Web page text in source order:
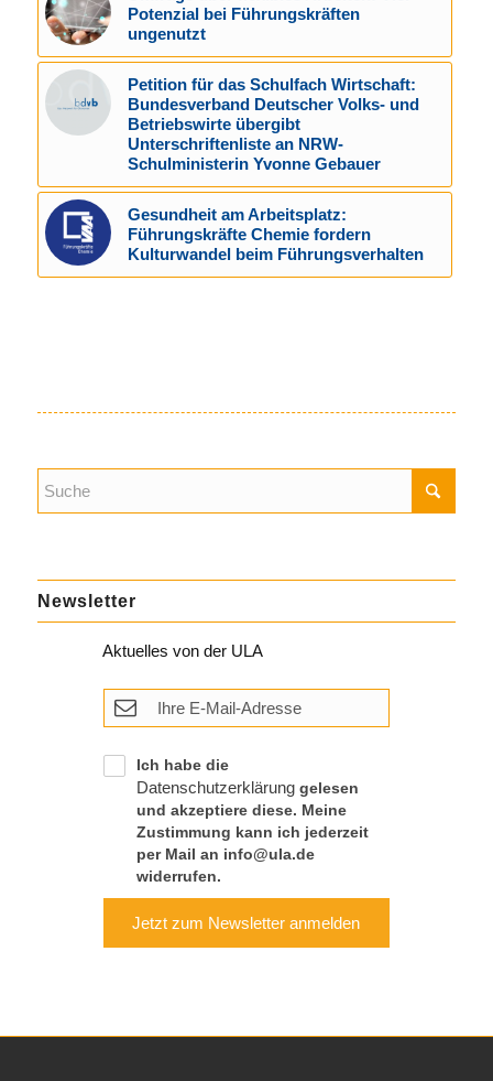
Potenzial bei Führungskräften
ungenutzt
Petition für das Schulfach Wirtschaft:
Bundesverband Deutscher Volks- und
Betriebswirte übergibt
Unterschriftenliste an NRW-
Schulministerin Yvonne Gebauer
Gesundheit am Arbeitsplatz:
Führungskräfte Chemie fordern
Kulturwandel beim Führungsverhalten
Newsletter
Jetzt zum Newsletter anmelden
Aktuelles von der ULA
Ich habe die
Datenschutzerklärung gelesen
und akzeptiere diese. Meine
Zustimmung kann ich jederzeit
per Mail an info@ula.de
widerrufen.